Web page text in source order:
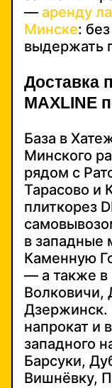
— аренду
Минске:
выдержать
Доставка
MAXLINE
База в
Минского
рядом с
Тарасово и
плиткорез
в
Каменную
— а также
Волковичи,
Дзержинск.
напрокат и
западного
Барсуки,
Вишнёвку,